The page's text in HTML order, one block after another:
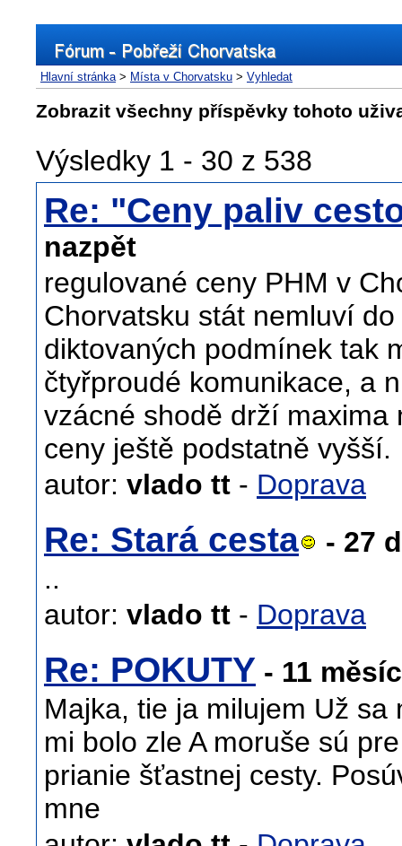
Hlavní stránka> Místa v Chorvatsku > Vyhledat
Zobrazit všechny příspěvky tohoto
Výsledky 1 - 30 z 538
Re: "Ceny paliv
nazpět
regulované ceny PHM v
Chorvatsku stát nemluví
diktovaných podmínek tak
čtyřproudé komunikace, a
vzácné shodě drží
ceny ještě podstatně vyšší.
autor: vlado tt - Doprava
Re: Stará cesta
- 27
..
autor: vlado tt - Doprava
Re: POKUTY - 11
Majka, tie ja milujem Už
mi bolo zle A moruše sú
prianie šťastnej cesty.
mne